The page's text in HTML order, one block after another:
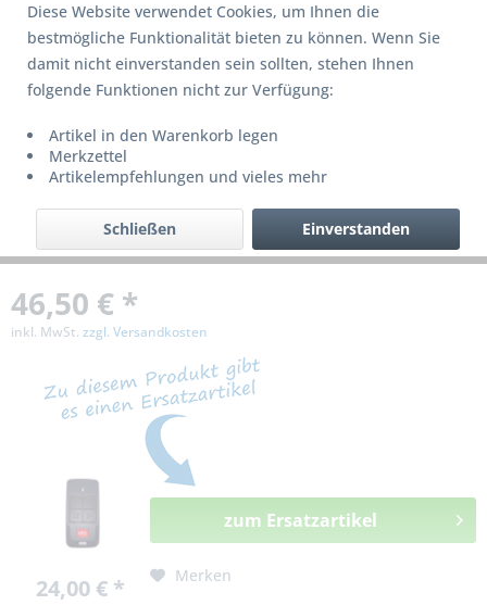
Dieses Produkt wird nicht mehr produziert
bzw. ist nicht mehr lieferbar!
46,50 € *
inkl. MwSt. zzgl. Versandkosten
24,00 € *
zum Ersatzartikel
Merken
Diese Website verwendet Cookies, um Ihnen die
bestmögliche Funktionalität bieten zu können. Wenn Sie
damit nicht einverstanden sein sollten, stehen Ihnen
folgende Funktionen nicht zur Verfügung:
Artikel in den Warenkorb legen
Merkzettel
Artikelempfehlungen und vieles mehr
Einverstanden
Schließen